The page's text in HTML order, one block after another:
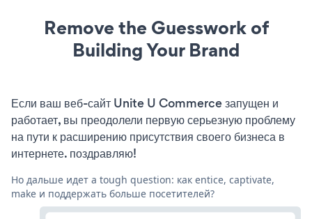
Remove the Guesswork of
Building Your Brand
Если ваш веб-сайт Unite U Commerce запущен и
работает, вы преодолели первую серьезную проблему
на пути к расширению присутствия своего бизнеса в
интернете. поздравляю!
Но дальше идет a tough question: как entice, captivate,
make и поддержать больше посетителей?